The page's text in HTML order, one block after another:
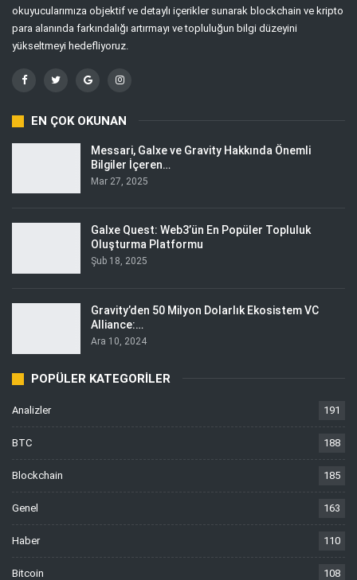
okuyucularımıza objektif ve detaylı içerikler sunarak blockchain ve kripto
para alanında farkındalığı artırmayı ve topluluğun bilgi düzeyini
yükseltmeyi hedefliyoruz.
EN ÇOK OKUNAN
Messari, Galxe ve Gravity Hakkında Önemli
Bilgiler İçeren…
Mar 27, 2025
Galxe Quest: Web3’ün En Popüler Topluluk
Oluşturma Platformu
Şub 18, 2025
Gravity’den 50 Milyon Dolarlık Ekosistem VC
Alliance:…
Ara 10, 2024
POPÜLER KATEGORILER
Analizler 191
BTC 188
Blockchain 185
Genel 163
Haber 110
Bitcoin 108